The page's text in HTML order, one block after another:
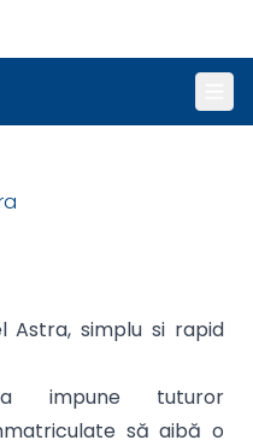
Astra, simplu si rapid
impune tuturor
să aibă o